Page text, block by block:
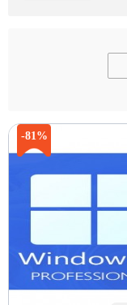
-81%